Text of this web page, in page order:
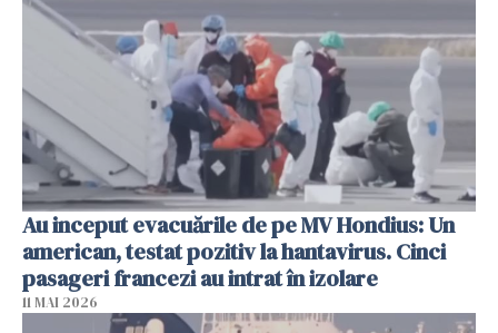
Au inceput evacuările de pe MV Hondius: Un
american, testat pozitiv la hantavirus. Cinci
pasageri francezi au intrat în izolare
11 MAI 2026